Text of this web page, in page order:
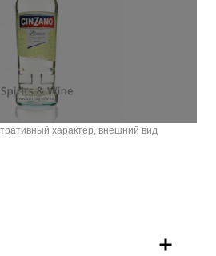
характер, внешний вид